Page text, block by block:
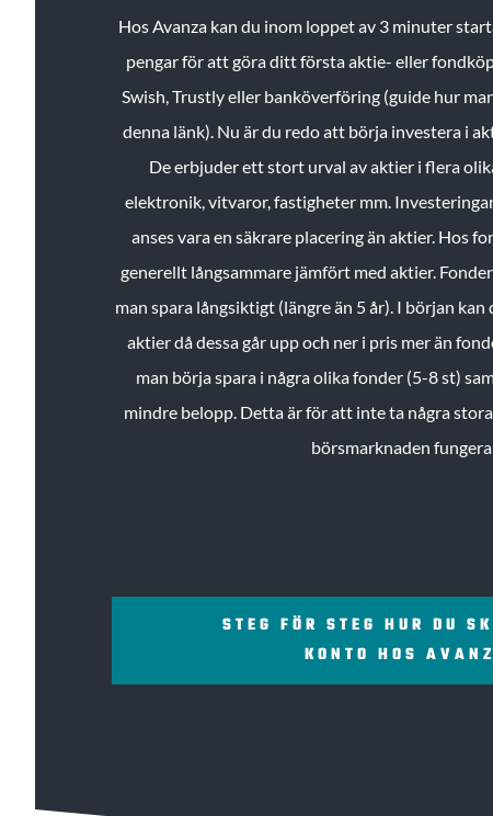
Hos Avanza kan du inom loppet av 3 minuter
pengar för att göra ditt första aktie- eller
Swish, Trustly eller banköverföring (guide hur
denna länk). Nu är du redo att börja investera i
De erbjuder ett stort urval av aktier i flera
elektronik, vitvaror, fastigheter mm.
anses vara en säkrare placering än aktier. Hos
generellt långsammare jämfört med aktier.
man spara långsiktigt (längre än 5 år). I början
aktier då dessa går upp och ner i pris mer än
man börja spara i några olika fonder (5-8 st)
mindre belopp. Detta är för att inte ta några
börsmarknaden
STEG FÖR STEG HUR DU
KONTO HOS